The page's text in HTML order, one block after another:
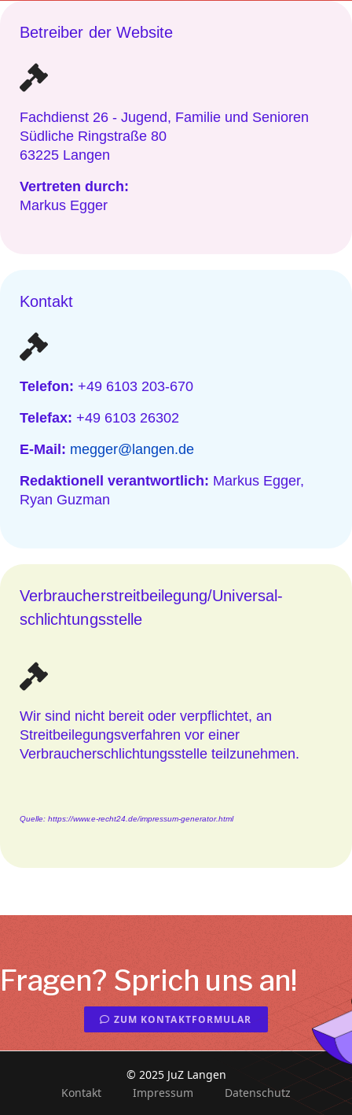
Betreiber der Website
Fachdienst 26 - Jugend, Familie und Senioren
Südliche Ringstraße 80
63225 Langen
Vertreten durch:
Markus Egger
Kontakt
Telefon: +49 6103 203-670
Telefax: +49 6103 26302
E-Mail: megger@langen.de
Redaktionell verantwortlich: Markus Egger,
Ryan Guzman
Verbraucher­streit­beilegung/Universal­
schlichtungs­stelle
Wir sind nicht bereit oder verpflichtet, an
Streitbeilegungsverfahren vor einer
Verbraucherschlichtungsstelle teilzunehmen.
Quelle: https://www.e-recht24.de/impressum-generator.html
Fragen? Sprich uns an!
ZUM KONTAKTFORMULAR
© 2025 JuZ Langen
Kontakt
Impressum Datenschutz